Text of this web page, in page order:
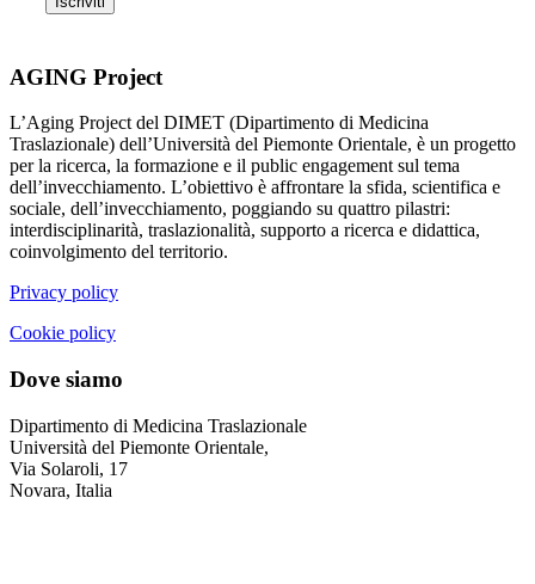
AGING Project
L’Aging Project del DIMET (Dipartimento di Medicina
Traslazionale) dell’Università del Piemonte Orientale, è un progetto
per la ricerca, la formazione e il public engagement sul tema
dell’invecchiamento. L’obiettivo è affrontare la sfida, scientifica e
sociale, dell’invecchiamento, poggiando su quattro pilastri:
interdisciplinarità, traslazionalità, supporto a ricerca e didattica,
coinvolgimento del territorio.
Privacy policy
Cookie policy
Dove siamo
Dipartimento di Medicina Traslazionale
Università del Piemonte Orientale,
Via Solaroli, 17
Novara, Italia